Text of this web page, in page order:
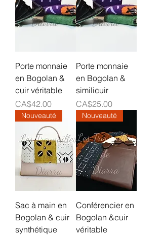
Porte monnaie
en Bogolan &
cuir véritable
Prix
CA$42.00
Porte monnaie
en Bogolan &
similicuir
Prix
CA$25.00
Nouveauté
Sac à main en
Bogolan & cuir
synthétique
Nouveauté
Conférencier en
Bogolan &cuir
véritable